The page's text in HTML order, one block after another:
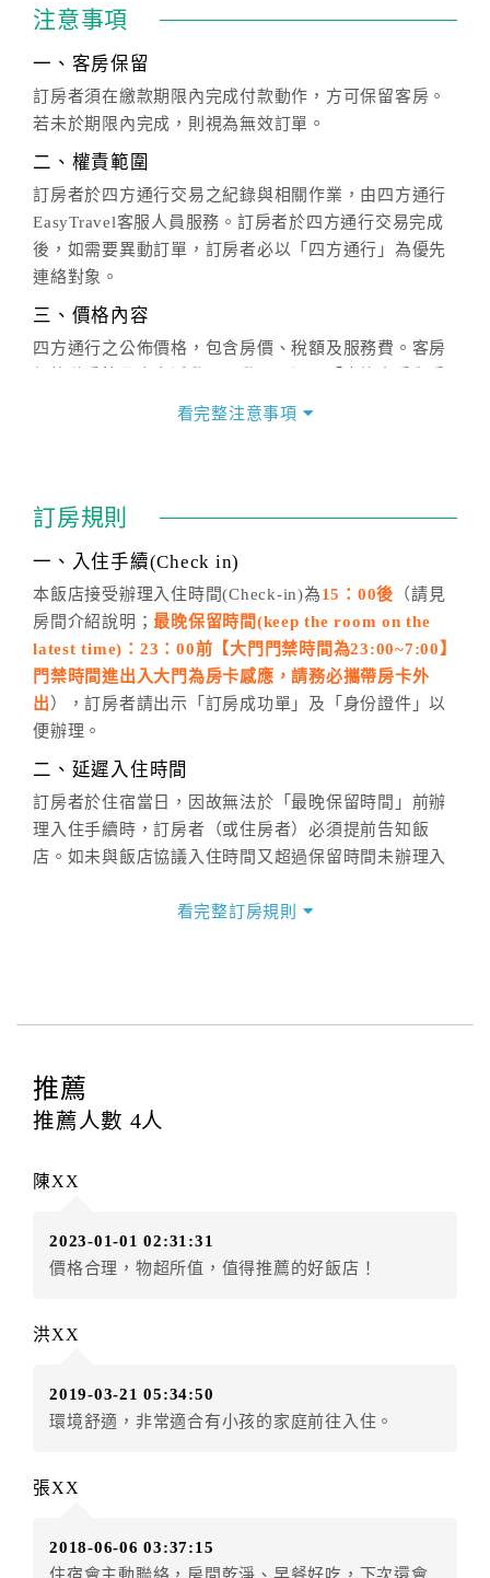
注意事項
一、客房保留
訂房者須在繳款期限內完成付款動作，方可保留客房。
若未於期限內完成，則視為無效訂單。
二、權責範圍
訂房者於四方通行交易之紀錄與相關作業，由四方通行
EasyTravel客服人員服務。訂房者於四方通行交易完成
後，如需要異動訂單，訂房者必以「四方通行」為優先
連絡對象。
三、價格內容
四方通行之公佈價格，包含房價、稅額及服務費。客房
價」之當日價格為標準。
話方式異動訂單。
※非客服時間之申辦異動，皆為次日計算及辦理。
五、客服時間
週一至週日，上午9:00～晚上6:00
六、聯絡方式
週一至週日：客服聯絡單、 LINE@、電話：
(07)9682715 。
看完整注意事項
訂房規則
一、入住手續(Check in)
本飯店接受辦理入住時間(Check-in)為15：00後 （請見
房間介紹說明；最晚保留時間(keep the room on the
latest time)：23：00前【大門門禁時間為23:00~7:00】
門禁時間進出入大門為房卡感應，請務必攜帶房卡外
出 ），訂房者請出示「訂房成功單」及「身份證件」以
便辦理。
二、延遲入住時間
訂房者於住宿當日，因故無法於「最晚保留時間」前辦
理入住手續時，訂房者（或住房者）必須提前告知飯
店。如未與飯店協議入住時間又超過保留時間未辦理入
四、訂單異動
訂房者應於 入住前2日
提出申辦不得異動訂單。
辦理取消退款。
房者應補足差額。（限原訂飯店）
訂單異動後，訂單費用總計小於原訂單費用總計時，訂
五、保留住宿權益(保留住房)
額12個月限原訂飯店），異動完成後不得辦理取消退
款。（提出申辦日為保留起算日）
店客滿，敬請及早計畫，如逾時未提出申辦，視同無條
得辦理取消退款。
看完整訂房規則
推薦
推薦人數 4人
陳XX
2023-01-01 02:31:31
價格合理，物超所值，值得推薦的好飯店！
洪XX
2019-03-21 05:34:50
環境舒適，非常適合有小孩的家庭前往入住。
張XX
2018-06-06 03:37:15